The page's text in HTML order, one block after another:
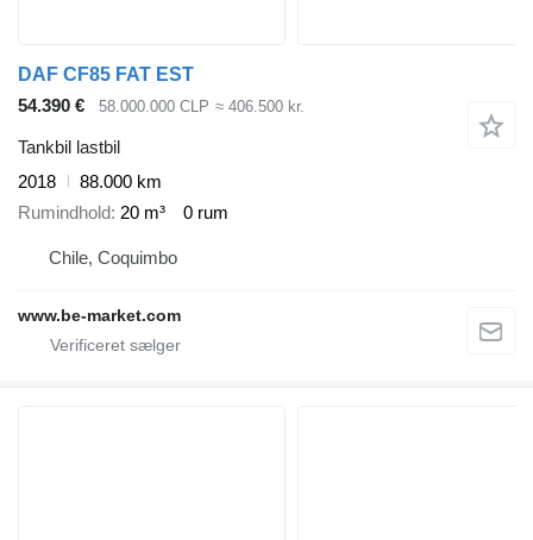
DAF CF85 FAT EST
54.390 €
58.000.000 CLP ≈ 406.500 kr.
Tankbil lastbil
2018
88.000 km
Rumindhold 20 m³ 0 rum
Chile, Coquimbo
www.be-market.com